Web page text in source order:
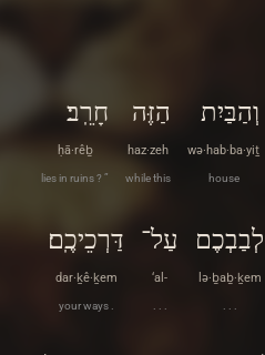
וְהַבַּיִת
wə·hab·ba·yiṯ
house
הַזֶּה
haz·zeh
while this
חָרֵֽב׃
ḥā·rêḇ
lies in ruins ? ”
לְבַבְכֶם
lə·ḇaḇ·ḵem
. . .
עַל־
‘al-
. . .
דַּרְכֵיכֶֽם׃
dar·ḵê·ḵem
your ways .